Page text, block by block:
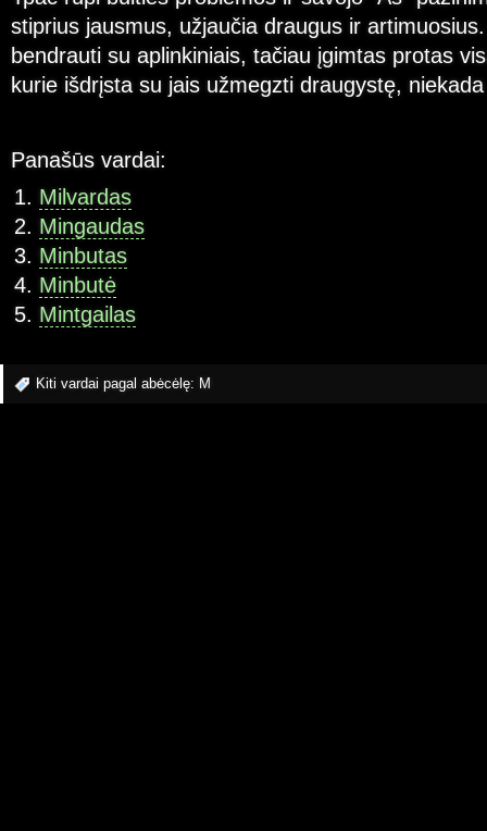
stiprius jausmus, užjaučia draugus ir
bendrauti su aplinkiniais, tačiau įgimtas protas
kurie išdrįsta su jais užmegzti draugystę,
Panašūs vardai:
Milvardas
Mingaudas
Minbutas
Minbutė
Mintgailas
Kiti vardai pagal abėcėlę: M